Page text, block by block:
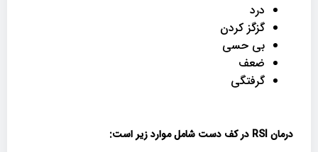
درد
گزگز کردن
بی حسی
ضعف
گرفتگی
درمان در کف دست شامل موارد زیر است: